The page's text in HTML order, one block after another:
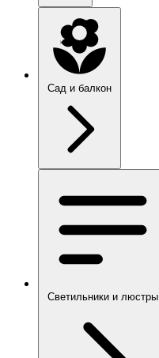
Сад и балкон
Светильники и люстры